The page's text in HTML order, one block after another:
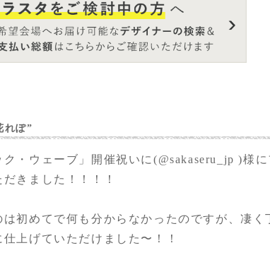
れぽ”
・ウェーブ」開催祝いに(@sakaseru_jp )様に
きました！！！！
初めてで何も分からなかったのですが、凄く
上げていただけました〜！！